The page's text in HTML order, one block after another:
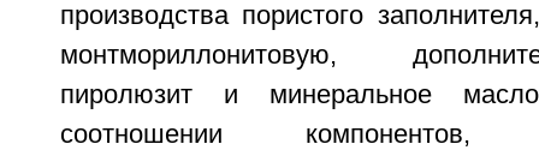
производства пористого
монтмориллонитовую,
пиролюзит и минеральное
соотношении